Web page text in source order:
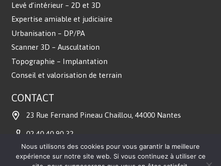
Levé d’intérieur – 2D et 3D
Expertise amiable et judiciaire
Urbanisation – DP/PA
Scanner 3D – Auscultation
Topographie – Implantation
Conseil et valorisation de terrain
CONTACT
23 Rue Fernand Pineau Chaillou, 44000 Nantes
02 40 40 90 32
contact@bureau.geometre-expert.fr
Nous utilisons des cookies pour vous garantir la meilleure
expérience sur notre site web. Si vous continuez à utiliser ce